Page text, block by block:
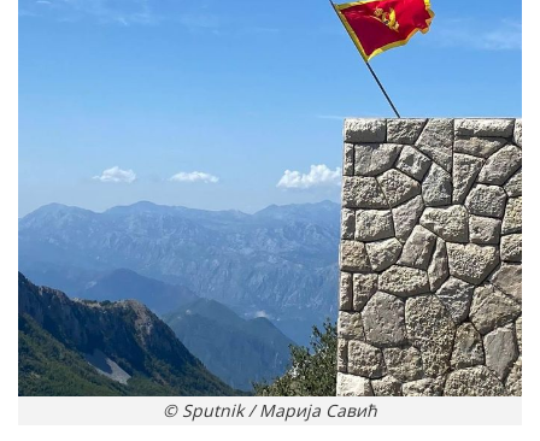
© Sputnik / Марија Савић